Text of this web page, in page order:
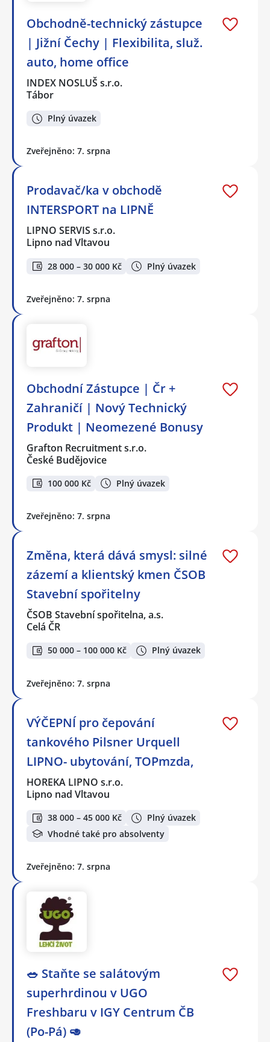
Obchodně-technický zástupce
| Jižní Čechy | Flexibilita, služ.
auto, home office
INDEX NOSLUŠ s.r.o.
Tábor
Plný úvazek
Zveřejněno: 7. srpna
Prodavač/ka v obchodě
INTERSPORT na LIPNĚ
LIPNO SERVIS s.r.o.
Lipno nad Vltavou
28 000 – 30 000 Kč Plný úvazek
Zveřejněno: 7. srpna
Obchodní Zástupce | Čr +
Zahraničí | Nový Technický
Produkt | Neomezené Bonusy
Grafton Recruitment s.r.o.
České Budějovice
100 000 Kč Plný úvazek
Zveřejněno: 7. srpna
Změna, která dává smysl: silné
zázemí a klientský kmen ČSOB
Stavební spořitelny
ČSOB Stavební spořitelna, a.s.
Celá ČR
50 000 – 100 000 Kč Plný úvazek
Zveřejněno: 7. srpna
VÝČEPNÍ pro čepování
tankového Pilsner Urquell
LIPNO- ubytování, TOPmzda,
HOREKA LIPNO s.r.o.
Lipno nad Vltavou
38 000 – 45 000 Kč
Plný úvazek
Vhodné také pro absolventy
Zveřejněno: 7. srpna
🥗 Staňte se salátovým
superhrdinou v UGO
Freshbaru v IGY Centrum ČB
(Po-Pá) 🥑